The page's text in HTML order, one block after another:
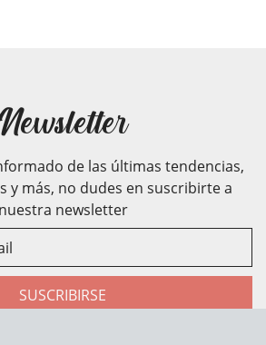
de las últimas tendencias,
y más, no dudes en suscribirte a
nuestra newsletter
SUSCRIBIRSE